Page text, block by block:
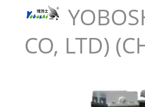
CO, LTD)